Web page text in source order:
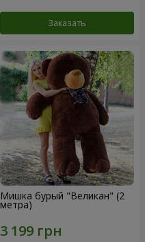
Заказать
Мишка бурый "Великан" (2
метра)